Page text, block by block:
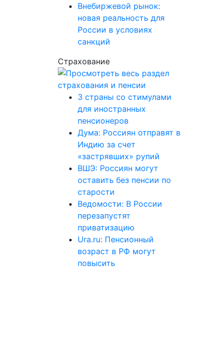
Внебиржевой рынок:
новая реальность для
России в условиях
санкций
Страхование
3 страны со стимулами
для иностранных
пенсионеров
Дума: Россиян отправят в
Индию за счет
«застрявших» рупий
ВШЭ: Россиян могут
оставить без пенсии по
старости
Ведомости: В России
перезапустят
приватизацию
Ura.ru: Пенсионный
возраст в РФ могут
повысить